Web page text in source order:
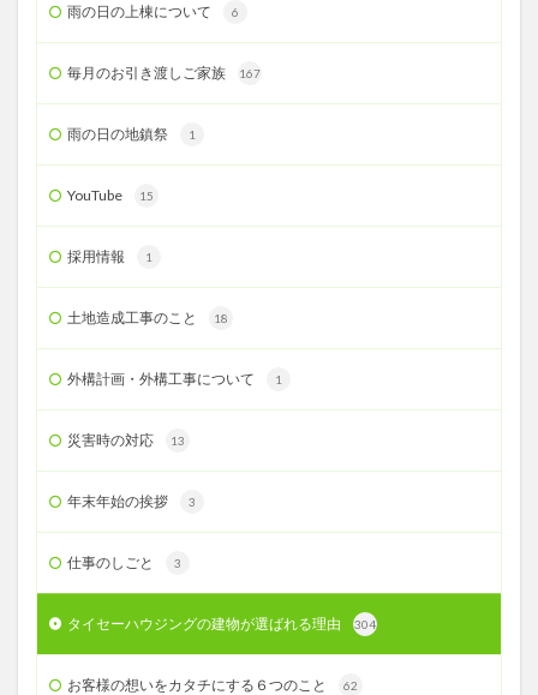
雨の日の上棟について 6
毎月のお引き渡しご家族 167
雨の日の地鎮祭 1
YouTube 15
採用情報 1
土地造成工事のこと 18
外構計画・外構工事について 1
災害時の対応 13
年末年始の挨拶 3
仕事のしごと 3
タイセーハウジングの建物が選ばれる理由 304
お客様の想いをカタチにする６つのこと 62